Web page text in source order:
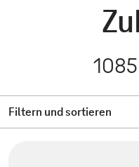
1085
Filtern und sortieren